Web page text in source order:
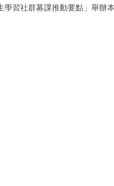
習社群募課推動要點」舉辦